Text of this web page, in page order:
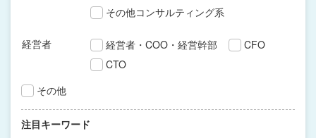
その他コンサルティング系
経営者 経営者・COO・経営幹部
CFO
CTO
その他
注目キーワード